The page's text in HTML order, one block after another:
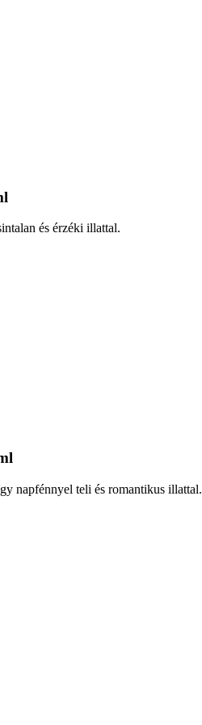
és érzéki illattal.
napfénnyel teli és romantikus illattal.